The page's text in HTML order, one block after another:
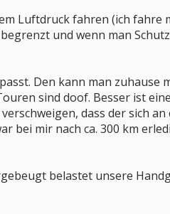
Luftdruck fahren (ich fahre
und wenn man
Den kann man zuhause
sind doof. Besser ist
dass der sich an
bei mir nach ca. 300 km
belastet unsere